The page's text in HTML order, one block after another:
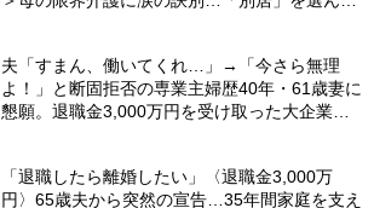
夫「すまん、働いてくれ…」→「今さら無理
よ！」と断固拒否の専業主婦歴40年・61歳妻に
懇願。退職金3,000万円を受け取った大企業元
「退職したら離婚したい」〈退職金3,000万
円〉65歳夫から突然の宣告…35年間家庭を支え